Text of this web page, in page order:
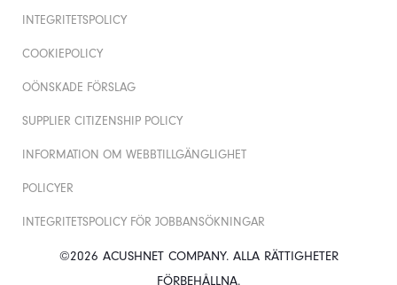
©2026 ACUSHNET COMPANY. ALLA RÄTTIGHETER
FÖRBEHÅLLNA.
INTEGRITETSPOLICY
COOKIEPOLICY
OÖNSKADE FÖRSLAG
SUPPLIER CITIZENSHIP POLICY
INFORMATION OM WEBBTILLGÄNGLIGHET
POLICYER
INTEGRITETSPOLICY FÖR JOBBANSÖKNINGAR